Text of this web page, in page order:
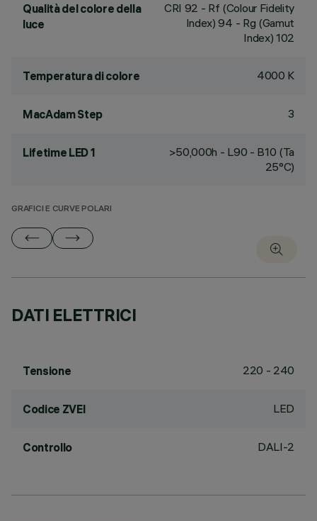
Qualità del colore della
luce
CRI 92 - Rf (Colour Fidelity
Index) 94 - Rg (Gamut
Index) 102
Temperatura di colore 4000 K
MacAdam Step 3
Lifetime LED 1
>50,000h - L90 - B10 (Ta
25°C)
GRAFICI E CURVE POLARI
DATI ELETTRICI
Tensione 220 - 240
Codice ZVEI LED
Controllo DALI-2